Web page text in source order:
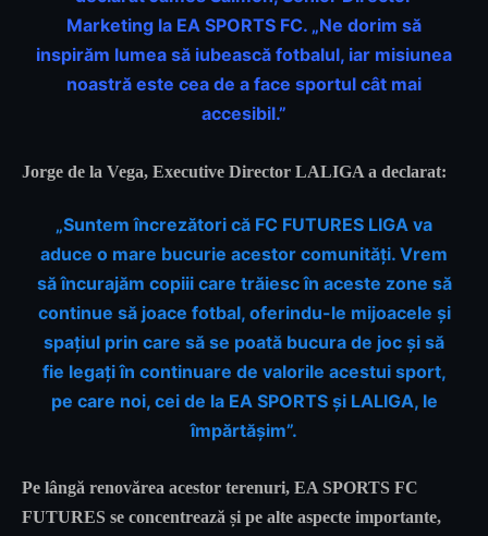
Marketing la EA SPORTS FC. „Ne dorim să
inspirăm lumea să iubească fotbalul, iar misiunea
noastră este cea de a face sportul cât mai
accesibil.”
Jorge de la Vega, Executive Director LALIGA a declarat:
„Suntem încrezători că FC FUTURES LIGA va
aduce o mare bucurie acestor comunități. Vrem
să încurajăm copiii care trăiesc în aceste zone să
continue să joace fotbal, oferindu-le mijoacele și
spațiul prin care să se poată bucura de joc și să
fie legați în continuare de valorile acestui sport,
pe care noi, cei de la EA SPORTS și LALIGA, le
împărtășim”.
Pe lângă renovărea acestor terenuri, EA SPORTS FC
FUTURES se concentrează și pe alte aspecte importante,